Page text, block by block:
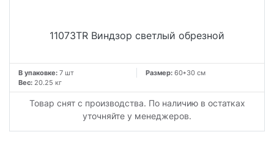
11073TR Виндзор светлый обрезной
В упаковке: 7 шт Размер: 60*30 см
Вес: 20.25 кг
Товар снят с производства. По наличию в остатках
уточняйте у менеджеров.